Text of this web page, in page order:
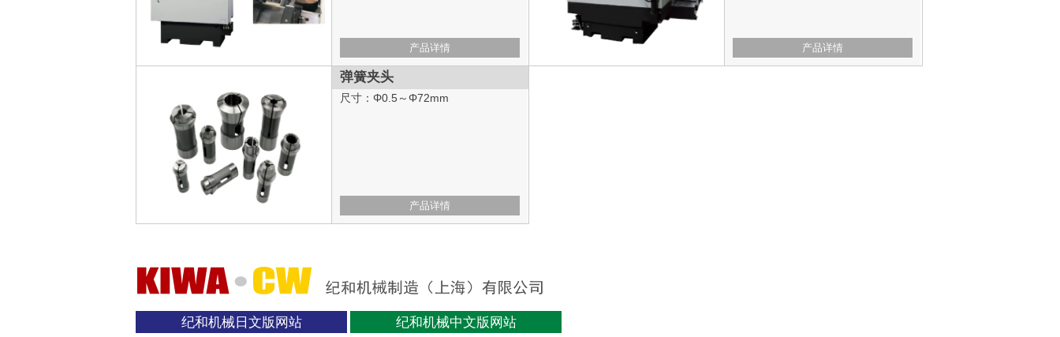
产品详情 产品详情
弹簧夹头
尺寸：Φ0.5～Φ72mm
产品详情
纪和机械日文版网站 纪和机械中文版网站